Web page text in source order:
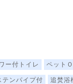
ー付トイレ ペット
テンパイプ付 追焚浴